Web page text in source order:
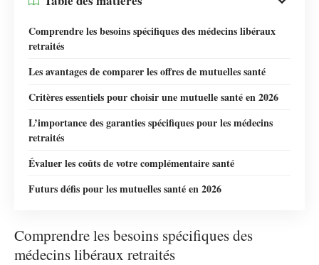
Comprendre les besoins spécifiques des médecins libéraux
retraités
Les avantages de comparer les offres de mutuelles santé
Critères essentiels pour choisir une mutuelle santé en 2026
L’importance des garanties spécifiques pour les médecins
retraités
Évaluer les coûts de votre complémentaire santé
Futurs défis pour les mutuelles santé en 2026
Comprendre les besoins spécifiques des
médecins libéraux retraités